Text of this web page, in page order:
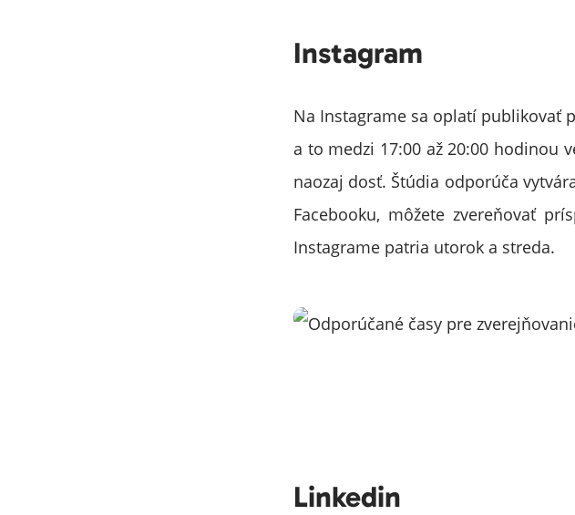
Instagram
Na Instagrame sa oplatí publikovať
a to medzi 17:00 až 20:00 hodinou
naozaj dosť. Štúdia odporúča
Facebooku, môžete zvereňovať
Instagrame patria utorok a streda.
Linkedin